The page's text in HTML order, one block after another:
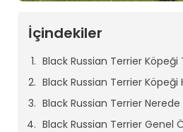
İçindekiler
Black Russian Terrier Köpeği
Black Russian Terrier Köpeği
Black Russian Terrier
Black Russian Terrier Genel